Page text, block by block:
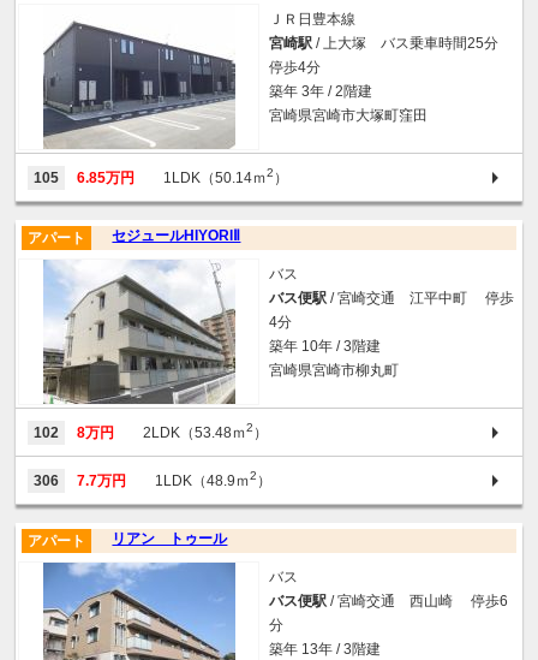
ＪＲ日豊本線
宮崎駅 / 上大塚 バス乗車時間25分
停歩4分
築年 3年 / 2階建
宮崎県宮崎市大塚町窪田
105 6.85万円 1LDK（50.14ｍ2 ）
セジュールHIYORIⅡ
アパート
バス
バス便駅 / 宮崎交通 江平中町 停歩
4分
築年 10年 / 3階建
宮崎県宮崎市柳丸町
102 8万円 2LDK（53.48ｍ2 ）
306 7.7万円 1LDK（48.9ｍ2 ）
リアン トゥール
アパート
バス
バス便駅 / 宮崎交通 西山崎 停歩6
分
築年 13年 / 3階建